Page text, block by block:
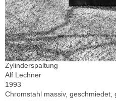
Zylinderspaltung
Alf Lechner
1993
Chromstahl massiv, geschmiedet,